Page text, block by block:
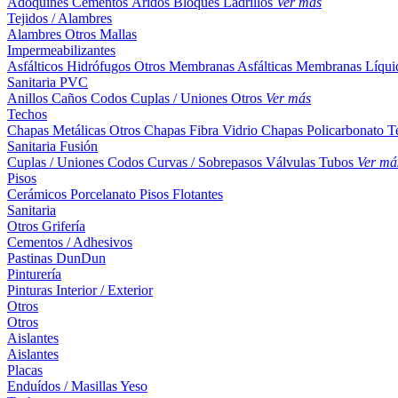
Tejidos / Alambres
Alambres Otros Mallas
Impermeabilizantes
Asfálticos Hidrófugos Otros Membranas Asfálticas Membranas
Sanitaria PVC
Anillos Caños Codos Cuplas / Uniones Otros Ver más
Techos
Chapas Metálicas Otros Chapas Fibra Vidrio Chapas Policarbonato
Sanitaria Fusión
Cuplas / Uniones Codos Curvas / Sobrepasos Válvulas Tubos Ver
Pisos
Cerámicos Porcelanato Pisos Flotantes
Sanitaria
Otros Grifería
Cementos / Adhesivos
Pastinas DunDun
Pinturería
Pinturas Interior / Exterior
Otros
Otros
Aislantes
Aislantes
Placas
Enduídos / MasillasYeso